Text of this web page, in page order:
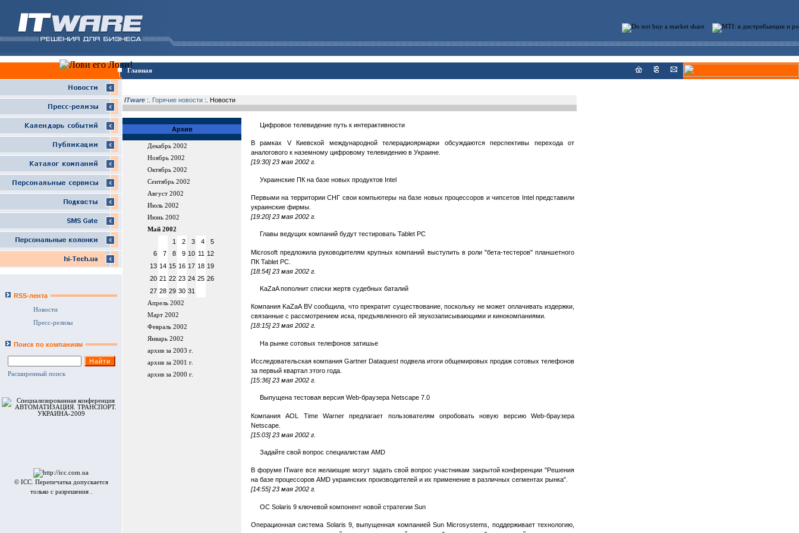
Главная
RSS-лента
Новости
Пресс-релизы
Поиск по компаниям
Расширенный поиск
© ICC. Перепечатка допускается
только с разрешения .
ITware :. Горячие новости :. Новости
Архив
Декабрь 2002
Ноябрь 2002
Октябрь 2002
Сентябрь 2002
Август 2002
Июль 2002
Июнь 2002
Май 2002
1 2 3 4
5
6
7 8 9 10 11 12
13 14 15 16 17 18 19
20 21 22 23 24 25 26
27 28 29 30 31
Апрель 2002
Март 2002
Февраль 2002
Январь 2002
архив за 2003 г.
архив за 2001 г.
архив за 2000 г.
Цифровое телевидение путь к интерактивности
В рамках V Киевской международной телерадиоярмарки обсуждаются перспективы перехода от
аналогового к наземному цифровому телевидению в Украине.
[19:30] 23 мая 2002 г.
Украинские ПК на базе новых продуктов Intel
Первыми на территории СНГ свои компьютеры на базе новых процессоров и чипсетов Intel представили
украинские фирмы.
[19:20] 23 мая 2002 г.
Главы ведущих компаний будут тестировать Tablet PC
Microsoft предложила руководителям крупных компаний выступить в роли "бета-тестеров" планшетного
ПК Tablet PC.
[18:54] 23 мая 2002 г.
KaZaA пополнит списки жертв судебных баталий
Компания KaZaA BV сообщила, что прекратит существование, поскольку не может оплачивать издержки,
связанные с рассмотрением иска, предъявленного ей звукозаписывающими и кинокомпаниями.
[18:15] 23 мая 2002 г.
На рынке сотовых телефонов затишье
Исследовательская компания Gartner Dataquest подвела итоги общемировых продаж сотовых телефонов
за первый квартал этого года.
[15:36] 23 мая 2002 г.
Выпущена тестовая версия Web-браузера Netscape 7.0
Компания AOL Time Warner предлагает пользователям опробовать новую версию Web-браузера
Netscape.
[15:03] 23 мая 2002 г.
Задайте свой вопрос специалистам AMD
В форуме ITware все желающие могут задать свой вопрос участникам закрытой конференции "Решения
на базе процессоров AMD украинских производителей и их применение в различных сегментах рынка".
[14:55] 23 мая 2002 г.
ОС Solaris 9 ключевой компонент новой стратегии Sun
Операционная система Solaris 9, выпущенная компанией Sun Microsystems, поддерживает технологию,